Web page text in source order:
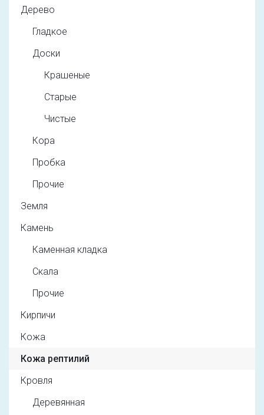
Дерево
Гладкое
Доски
Крашеные
Старые
Чистые
Кора
Пробка
Прочие
Земля
Камень
Каменная кладка
Скала
Прочие
Кирпичи
Кожа
Кожа рептилий
Кровля
Деревянная